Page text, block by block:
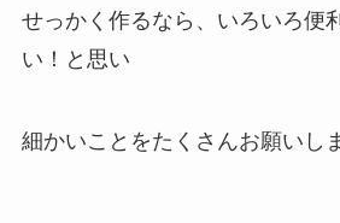
せっかく作るなら、いろいろ便
い！と思い
細かいことをたくさんお願いし